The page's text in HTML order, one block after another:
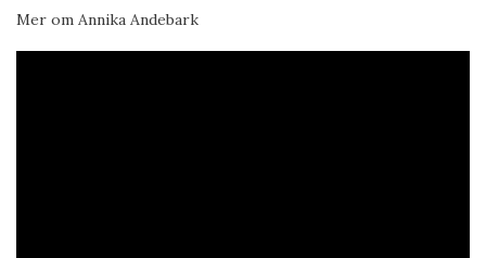
Mer om Annika Andebark